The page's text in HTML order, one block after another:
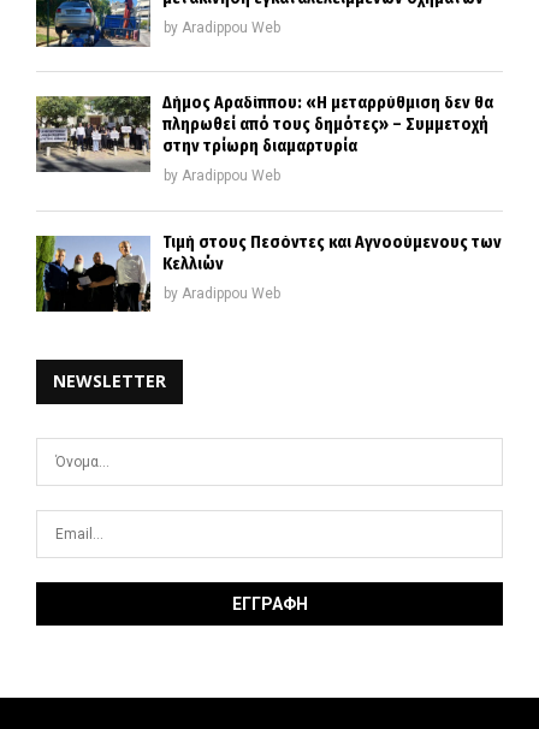
by Aradippou Web
Δήμος Αραδίππου: «Η μεταρρύθμιση δεν θα
πληρωθεί από τους δημότες» – Συμμετοχή
στην τρίωρη διαμαρτυρία
by Aradippou Web
Τιμή στους Πεσόντες και Αγνοούμενους των
Κελλιών
by Aradippou Web
NEWSLETTER